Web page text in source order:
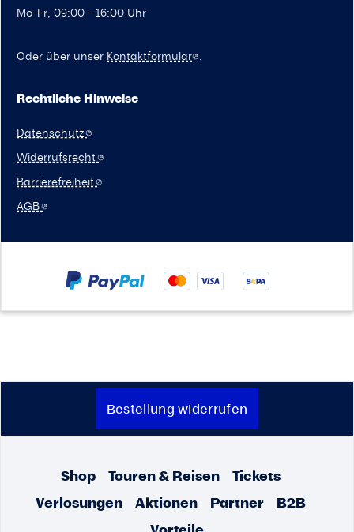
Mo-Fr, 09:00 - 16:00 Uhr
Oder über unser Kontaktformular .
Rechtliche Hinweise
Datenschutz
Widerrufsrecht
Barrierefreiheit
AGB
Bestellung widerrufen
Shop Touren & Reisen
Tickets
Verlosungen
Aktionen Partner
B2B